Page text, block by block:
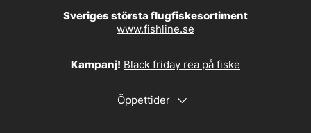
Sveriges största flugfiskesortiment
www.fishline.se
Kampanj! Black friday rea på fiske
Öppettider